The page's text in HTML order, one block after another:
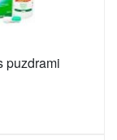
puzdrami